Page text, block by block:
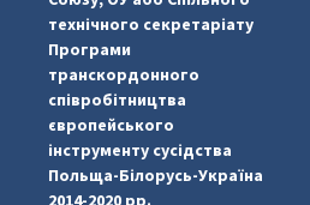
#PipIvanToday
pimrec_project
технічного секретаріату
Програми
транскордонного
співробітництва
європейського
інструменту сусідства
Польща-Білорусь-Україна
2014-2020 рр.